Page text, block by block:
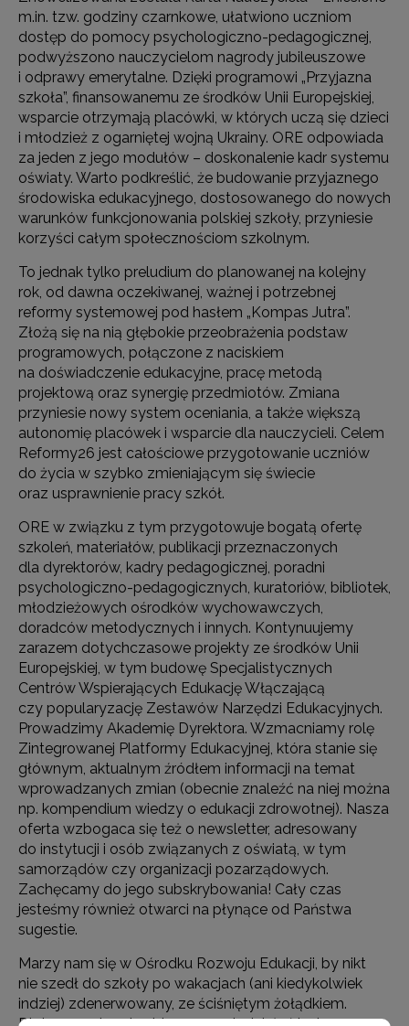
m.in. tzw. godziny czarnkowe, ułatwiono uczniom
dostęp do pomocy psychologiczno-pedagogicznej,
podwyższono nauczycielom nagrody jubileuszowe
i odprawy emerytalne. Dzięki programowi „Przyjazna
szkoła”, finansowanemu ze środków Unii Europejskiej,
wsparcie otrzymają placówki, w których uczą się dzieci
i młodzież z ogarniętej wojną Ukrainy. ORE odpowiada
za jeden z jego modułów – doskonalenie kadr systemu
oświaty. Warto podkreślić, że budowanie przyjaznego
środowiska edukacyjnego, dostosowanego do nowych
warunków funkcjonowania polskiej szkoły, przyniesie
korzyści całym społecznościom szkolnym.
To jednak tylko preludium do planowanej na kolejny
rok, od dawna oczekiwanej, ważnej i potrzebnej
reformy systemowej pod hasłem „Kompas Jutra”.
Złożą się na nią głębokie przeobrażenia podstaw
programowych, połączone z naciskiem
na doświadczenie edukacyjne, pracę metodą
projektową oraz synergię przedmiotów. Zmiana
przyniesie nowy system oceniania, a także większą
autonomię placówek i wsparcie dla nauczycieli. Celem
Reformy26 jest całościowe przygotowanie uczniów
do życia w szybko zmieniającym się świecie
oraz usprawnienie pracy szkół.
ORE w związku z tym przygotowuje bogatą ofertę
szkoleń, materiałów, publikacji przeznaczonych
dla dyrektorów, kadry pedagogicznej, poradni
psychologiczno-pedagogicznych, kuratoriów, bibliotek,
młodzieżowych ośrodków wychowawczych,
doradców metodycznych i innych. Kontynuujemy
zarazem dotychczasowe projekty ze środków Unii
Europejskiej, w tym budowę Specjalistycznych
Centrów Wspierających Edukację Włączającą
czy popularyzację Zestawów Narzędzi Edukacyjnych.
Prowadzimy Akademię Dyrektora. Wzmacniamy rolę
Zintegrowanej Platformy Edukacyjnej, która stanie się
głównym, aktualnym źródłem informacji na temat
wprowadzanych zmian (obecnie znaleźć na niej można
np. kompendium wiedzy o edukacji zdrowotnej). Nasza
oferta wzbogaca się też o newsletter, adresowany
do instytucji i osób związanych z oświatą, w tym
samorządów czy organizacji pozarządowych.
Zachęcamy do jego subskrybowania! Cały czas
jesteśmy również otwarci na płynące od Państwa
sugestie.
Marzy nam się w Ośrodku Rozwoju Edukacji, by nikt
nie szedł do szkoły po wakacjach (ani kiedykolwiek
indziej) zdenerwowany, ze ściśniętym żołądkiem.